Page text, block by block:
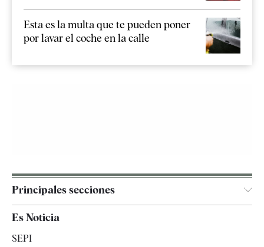
Esta es la multa que te pueden poner
por lavar el coche en la calle
Principales secciones
España
Es Noticia
SEPI